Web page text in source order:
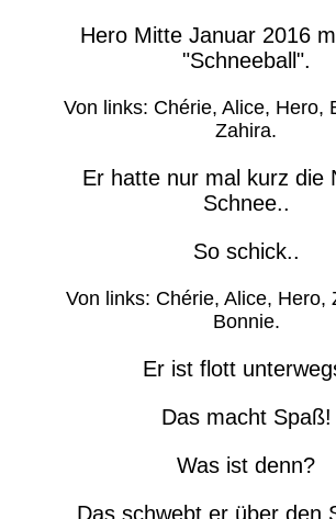
Hero Mitte Januar 2016
"Schneeball".
Von links: Chérie, Alice, Hero,
Zahira.
Er hatte nur mal kurz die
Schnee..
So schick..
Von links: Chérie, Alice, Hero,
Bonnie.
Er ist flott
Das macht Spaß!
Was ist denn?
Das schwebt er über den